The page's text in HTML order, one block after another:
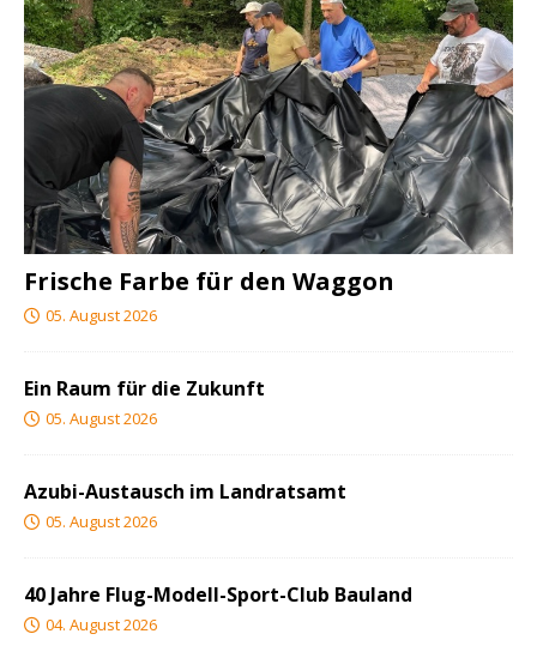
Frische Farbe für den Waggon
05. August 2026
Ein Raum für die Zukunft
05. August 2026
Azubi-Austausch im Landratsamt
05. August 2026
40 Jahre Flug-Modell-Sport-Club Bauland
04. August 2026